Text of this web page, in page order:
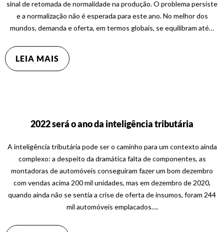
sinal de retomada de normalidade na produção. O problema persiste
e a normalização não é esperada para este ano. No melhor dos
mundos, demanda e oferta, em termos globais, se equilibram até…
LEIA MAIS
2022 será o ano da inteligência tributária
A inteligência tributária pode ser o caminho para um contexto ainda
complexo: a despeito da dramática falta de componentes, as
montadoras de automóveis conseguiram fazer um bom dezembro
com vendas acima 200 mil unidades, mas em dezembro de 2020,
quando ainda não se sentia a crise de oferta de insumos, foram 244
mil automóveis emplacados….